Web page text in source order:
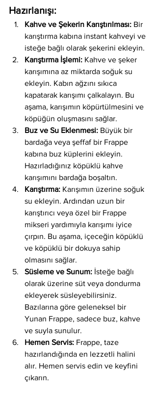
Hazırlanışı:
Kahve ve Şekerin Karıştırılması: Bir
karıştırma kabına instant kahveyi ve
isteğe bağlı olarak şekerini ekleyin.
Karıştırma İşlemi: Kahve ve şeker
karışımına az miktarda soğuk su
ekleyin. Kabın ağzını sıkıca
kapatarak karışımı çalkalayın. Bu
aşama, karışımın köpürtülmesini ve
köpüğün oluşmasını sağlar.
Buz ve Su Eklenmesi: Büyük bir
bardağa veya şeffaf bir Frappe
kabına buz küplerini ekleyin.
Hazırladığınız köpüklü kahve
karışımını bardağa boşaltın.
Karıştırma: Karışımın üzerine soğuk
su ekleyin. Ardından uzun bir
karıştırıcı veya özel bir Frappe
mikseri yardımıyla karışımı iyice
çırpın. Bu aşama, içeceğin köpüklü
ve köpüklü bir dokuya sahip
olmasını sağlar.
Süsleme ve Sunum: İsteğe bağlı
olarak üzerine süt veya dondurma
ekleyerek süsleyebilirsiniz.
Bazılarına göre geleneksel bir
Yunan Frappe, sadece buz, kahve
ve suyla sunulur.
Hemen Servis: Frappe, taze
hazırlandığında en lezzetli halini
alır. Hemen servis edin ve keyfini
çıkarın.